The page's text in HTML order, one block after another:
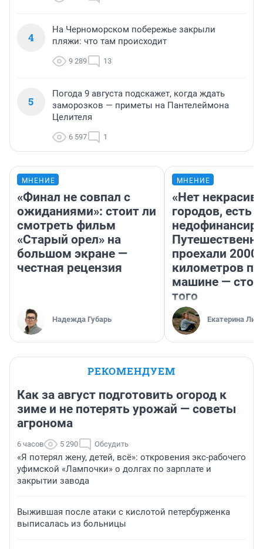
4
На Черноморском побережье закрыли
пляжи: что там происходит
9 289 13
5
Погода 9 августа подскажет, когда ждать
заморозков — приметы на Пантелеймона
Целителя
6 597 1
МНЕНИЕ
«Финал не совпал с
ожиданиями»: стоит ли
смотреть фильм
«Старый орел» на
большом экране —
честная рецензия
Надежда Губарь
МНЕНИЕ
«Нет
городов, есть
проехали 2000
километров по
машине —
того
Екатерина
РЕКОМЕНДУЕМ
Как за август подготовить огород к
зиме и не потерять урожай — советы
агронома
6 часов 5 290 Обсудить
«Я потерял жену, детей, всё»: откровения экс-рабочего
уфимской «Лампочки» о долгах по зарплате и
закрытии завода
Выжившая после атаки с кислотой петербурженка
выписалась из больницы